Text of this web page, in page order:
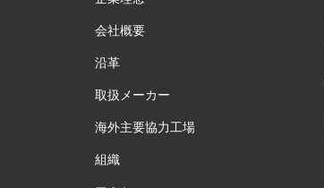
会社概要
沿革
取扱メーカー
海外主要協力工場
組織